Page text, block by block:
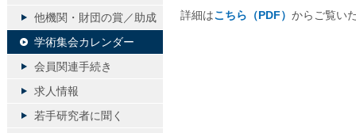
詳細はこちら（PDF） からご覧い
他機関・財団の賞／助成
学術集会カレンダー
会員関連手続き
求人情報
若手研究者に聞く